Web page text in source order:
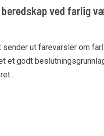
ved farlig
ut farevarsler om
et godt